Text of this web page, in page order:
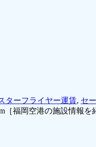
ターフライヤー運賃, セ
［福岡空港の施設情報を